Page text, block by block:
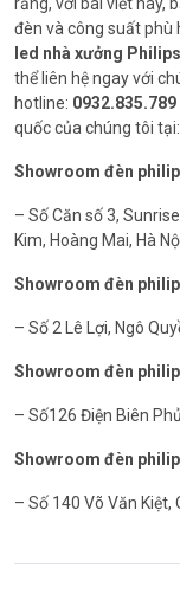
đèn và công suất phù
led nhà xưởng Philips
thể liên hệ ngay với
hotline: 0932.835.789
quốc của chúng tôi tại:
Showroom đèn
– Số Căn số 3,
Kim, Hoàng Mai, Hà
Showroom đèn
– Số 2 Lê Lợi, Ngô
Showroom đèn
– Số126 Điện Biên
Showroom đèn
– Số 140 Võ Văn Kiệt,